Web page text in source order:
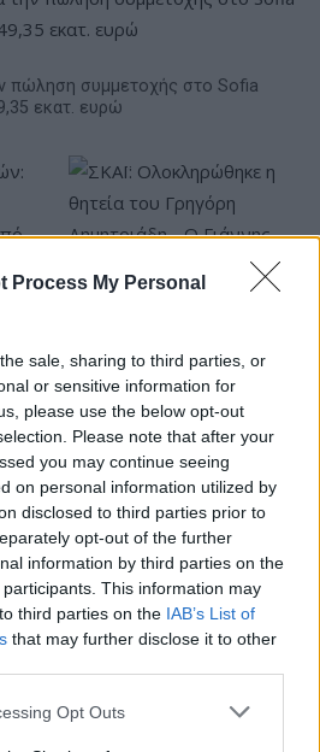
Process My Personal
sale, sharing to third parties, or
or sensitive information for
please use the below opt-out
Please note that after your
you may continue seeing
on personal information utilized by
disclosed to third parties prior to
opt-out of the further
information by third parties on the
participants. This information may
third parties on the IAB’s List of
that may further disclose it to other
app uses one or more Google
Opt Outs
πώληση συμμετοχής στο Sofia
εκατ. ευρώ
ΣΚΑΪ: Ολοκληρώθηκε η
θητεία του Γρηγόρη
Δημητριάδη - Ο Γιάννης
Αλαφούζος επιστρέφει στη
θέση του CEO
ευρώ σε 451 επιχειρήσεις
στήριξης- Κάλυψη εισφορών